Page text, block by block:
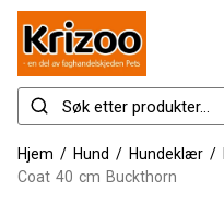
Hjem / Hund / Hundeklær /
Coat 40 cm Buckthorn